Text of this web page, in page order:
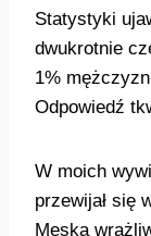
Statystyki
dwukrotnie
1%
Odpowiedź
W moich
przewijał się
Męska